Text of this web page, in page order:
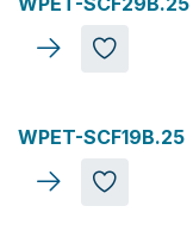
WPET-SCF19B.25